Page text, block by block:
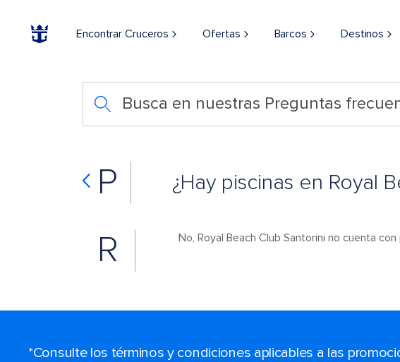
Encontrar Cruceros Ofertas Barcos Destinos
Busca en nuestras Preguntas
P ¿Hay piscinas en Royal
R No, Royal Beach Club Santorini no cuenta con
*Consulte los términos y condiciones aplicables a las